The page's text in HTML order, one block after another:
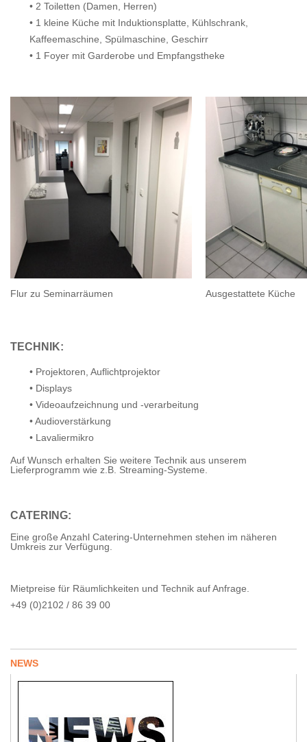
• 2 Toiletten (Damen, Herren)
• 1 kleine Küche mit Induktionsplatte, Kühlschrank,
Kaffeemaschine, Spülmaschine, Geschirr
• 1 Foyer mit Garderobe und Empfangstheke
Flur zu Seminarräumen Ausgestattete Küche
TECHNIK:
• Projektoren, Auflichtprojektor
• Displays
• Videoaufzeichnung und -verarbeitung
• Audioverstärkung
• Lavaliermikro
Auf Wunsch erhalten Sie weitere Technik aus unserem
Lieferprogramm wie z.B. Streaming-Systeme.
CATERING:
Eine große Anzahl Catering-Unternehmen stehen im näheren
Umkreis zur Verfügung.
Mietpreise für Räumlichkeiten und Technik auf Anfrage.
+49 (0)2102 / 86 39 00
NEWS